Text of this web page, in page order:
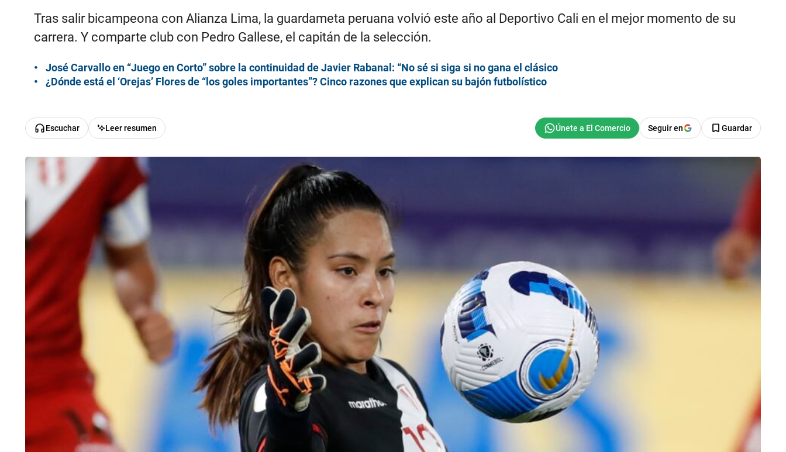
Tras salir bicampeona con Alianza Lima, la guardameta peruana volvió este año al Deportivo Cali en el mejor momento de su
carrera. Y comparte club con Pedro Gallese, el capitán de la selección.
José Carvallo en “Juego en Corto” sobre la continuidad de Javier Rabanal: “No sé si siga si no gana el clásico
¿Dónde está el ‘Orejas’ Flores de “los goles importantes”? Cinco razones que explican su bajón futbolístico
Escuchar Leer resumen Seguir en Guardar